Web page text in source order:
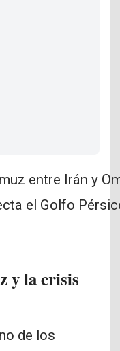
el Golfo
y la crisis
de los